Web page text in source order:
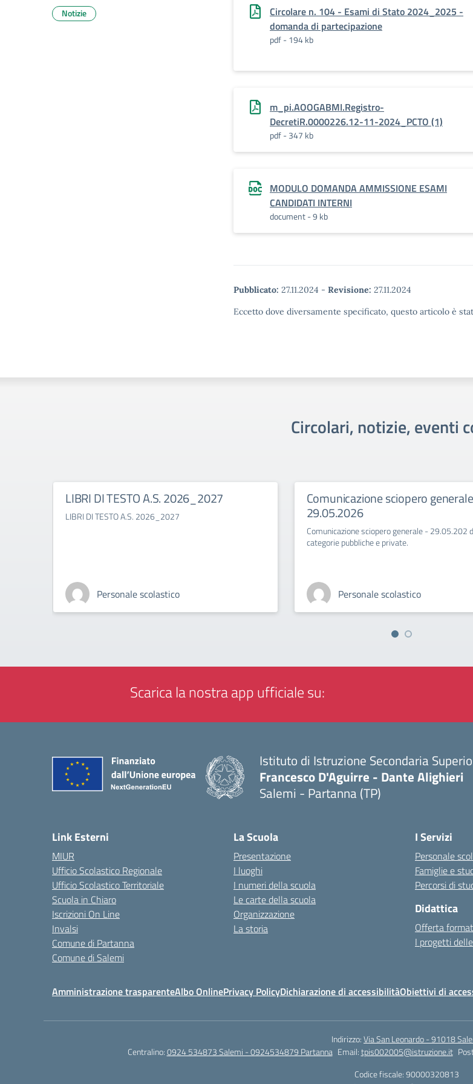
Circolare n. 104 - Esami di Stato 2024_2025 -
domanda di partecipazione
pdf - 194 kb
m_pi.AOOGABMI.Registro-
DecretiR.0000226.12-11-2024_PCTO (1)
pdf - 347 kb
MODULO DOMANDA AMMISSIONE ESAMI
CANDIDATI INTERNI
document - 9 kb
Pubblicato: 27.11.2024 - Revisione: 27.11.2024
Eccetto dove diversamente specificato, questo articolo è
Notizie
Circolari, notizie, eventi
LIBRI DI TESTO A.S. 2026_2027
LIBRI DI TESTO A.S. 2026_2027
Personale scolastico
Comunicazione sciopero
29.05.2026
Comunicazione sciopero generale - 29.05.202
categorie pubbliche e private.
Personale scolastico
Scarica la nostra app ufficiale su:
Istituto di Istruzione Secondaria
Francesco D'Aguirre - Dante Alighieri
Salemi - Partanna (TP)
Link Esterni
MIUR
Ufficio Scolastico Regionale
Ufficio Scolastico Territoriale
Scuola in Chiaro
Iscrizioni On Line
Invalsi
Comune di Partanna
Comune di Salemi
La Scuola
Presentazione
I luoghi
I numeri della scuola
Le carte della scuola
Organizzazione
La storia
I Servizi
Personale
Famiglie e
Percorsi di
Didattica
Offerta
I progetti
Amministrazione trasparenteAlbo OnlinePrivacy PolicyDichiarazione di accessibilitàObiettivi di
Indirizzo:Via San Leonardo - 91018
Centralino:0924 534873 Salemi - 0924534879 Partanna Email:tpis002005@istruzione.it
Codice fiscale: 90000320813